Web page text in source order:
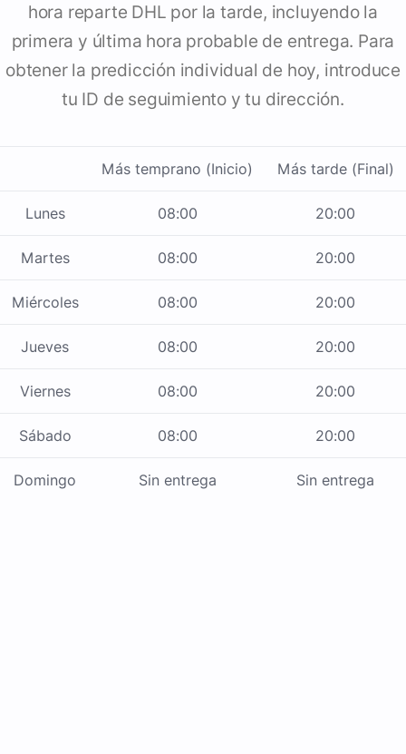
hora reparte DHL por la tarde, incluyendo la
primera y última hora probable de entrega. Para
obtener la predicción individual de hoy, introduce
tu ID de seguimiento y tu dirección.
Más temprano (Inicio) Más tarde (Final)
Lunes 08:00 20:00
Martes 08:00 20:00
Miércoles 08:00 20:00
Jueves 08:00 20:00
Viernes 08:00 20:00
Sábado 08:00 20:00
Domingo Sin entrega Sin entrega